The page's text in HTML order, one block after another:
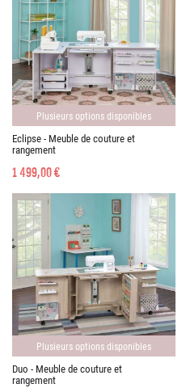
Plusieurs options disponibles
Eclipse - Meuble de couture et
rangement
1 499,00 €
Plusieurs options disponibles
Duo - Meuble de couture et
rangement